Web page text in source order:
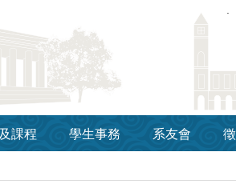
課程 學生事務 系友會